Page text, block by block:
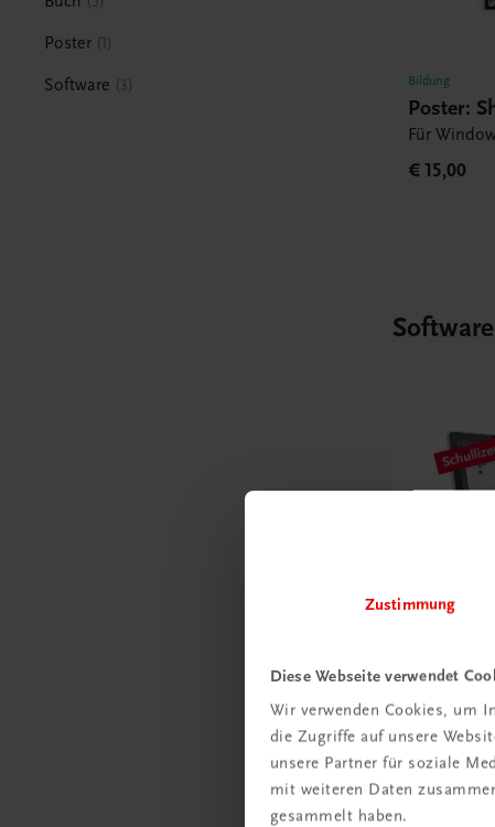
Zustimmung
Diese Webseite verwendet
Wir verwenden Cookies, um
die Zugriffe auf unsere
unsere Partner für soziale
mit weiteren Daten
gesammelt haben.
Poster 1
Software 3 Bildung
Poster:
Für
€ 15,00
Software
Bildung
€ 300,00